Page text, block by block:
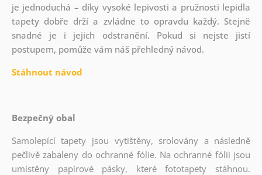
je jednoduchá – díky vysoké lepivosti a pružnosti lepidla
tapety dobře drží a zvládne to opravdu každý. Stejně
snadné je i jejich odstranění. Pokud si nejste jistí
postupem, pomůže vám náš přehledný návod.
Stáhnout návod
Bezpečný obal
Samolepící tapety jsou vytištěny, srolovány a následně
pečlivě zabaleny do ochranné fólie. Na ochranné fólii jsou
umístěny papírové pásky, které fototapety stáhnou.